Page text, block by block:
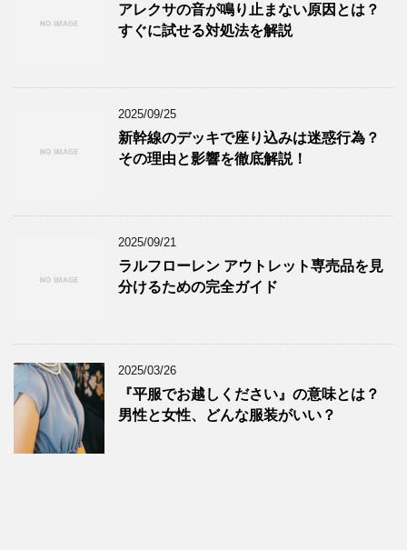
アレクサの音が鳴り止まない原因とは？
すぐに試せる対処法を解説
2025/09/25
新幹線のデッキで座り込みは迷惑行為？
その理由と影響を徹底解説！
2025/09/21
ラルフローレン アウトレット専売品を見
分けるための完全ガイド
2025/03/26
『平服でお越しください』の意味とは？
男性と女性、どんな服装がいい？